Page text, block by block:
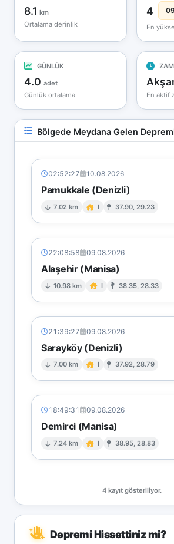
8.1 km
Ortalama derinlik
4
En
GÜNLÜK
4.0 adet
Günlük ortalama
En aktif
Bölgede Meydana Gelen
02:52:27 10.08.2026
Pamukkale (Denizli)
7.02 km I 37.90, 29.23
22:08:58 09.08.2026
Alaşehir (Manisa)
10.98 km I 38.35, 28.33
21:39:27 09.08.2026
Sarayköy (Denizli)
7.00 km I 37.92, 28.79
18:49:31 09.08.2026
Demirci (Manisa)
7.24 km I 38.95, 28.83
4 kayıt gösteriliyor.
Depremi Hissettiniz mi?